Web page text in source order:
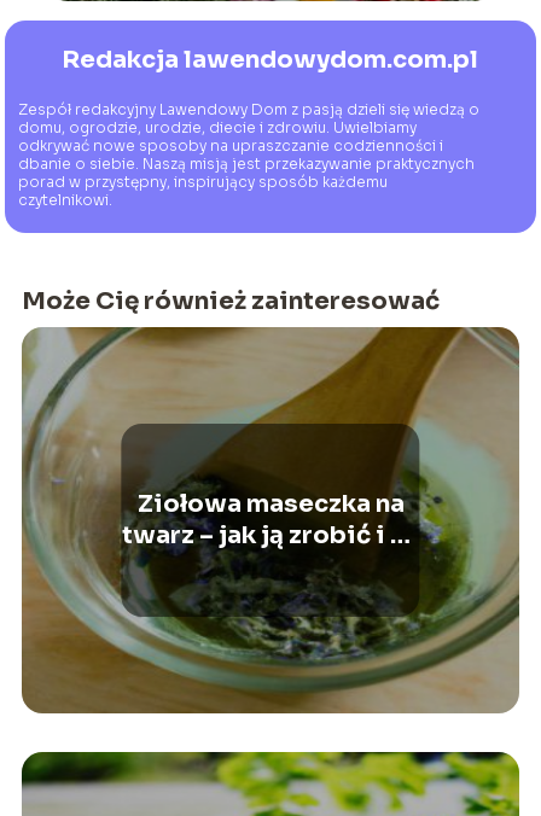
Redakcja lawendowydom.com.pl
Zespół redakcyjny Lawendowy Dom z pasją dzieli się wiedzą o
domu, ogrodzie, urodzie, diecie i zdrowiu. Uwielbiamy
odkrywać nowe sposoby na upraszczanie codzienności i
dbanie o siebie. Naszą misją jest przekazywanie praktycznych
porad w przystępny, inspirujący sposób każdemu
czytelnikowi.
Może Cię również zainteresować
Ziołowa maseczka na
twarz – jak ją zrobić i na
co pomaga?